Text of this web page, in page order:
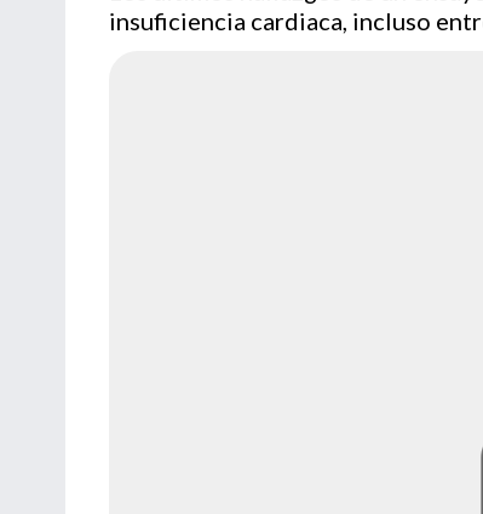
insuficiencia cardiaca, incluso